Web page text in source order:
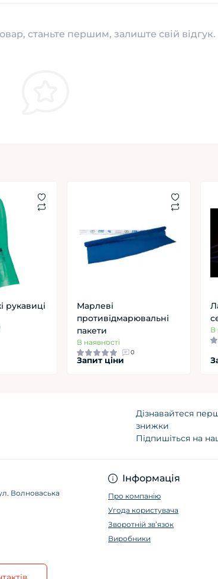
станьте першим, залиште свій відгук.
рукавиці
Марлеві
противідмарювальні
пакети
В наявності
0
Запит ціни
В
Дізнавайтеся
знижки
Підпишіться на
Волноваська
Інформація
Про компанію
Угода користувача
Зворотній зв’язок
Виробники